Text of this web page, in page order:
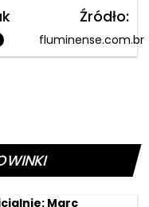
Źródło:
fluminense.com.br
Marc